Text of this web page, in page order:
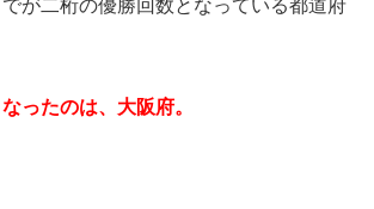
が二桁の優勝回数となっている都道府
ったのは、大阪府。